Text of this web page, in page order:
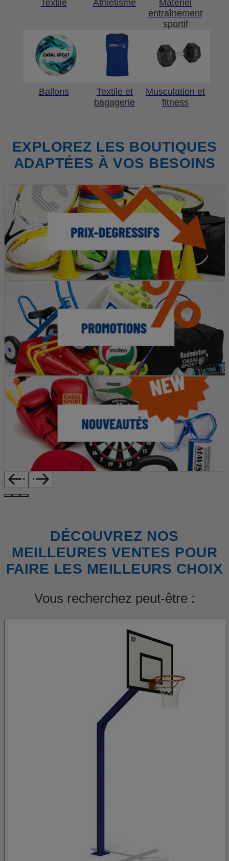
Textile Athlétisme
Matériel
entraînement
sportif
Ballons
Textile et
bagagerie
Musculation et
fitness
EXPLOREZ LES BOUTIQUES
ADAPTÉES À VOS BESOINS
DÉCOUVREZ NOS
MEILLEURES VENTES POUR
FAIRE LES MEILLEURS CHOIX
Vous recherchez peut-être :